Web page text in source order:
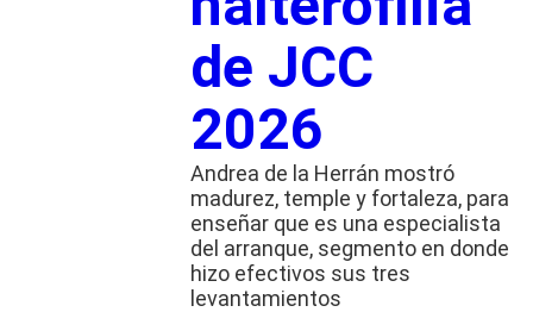
de JCC
2026
Andrea de la Herrán mostró
madurez, temple y fortaleza, para
enseñar que es una especialista
del arranque, segmento en donde
hizo efectivos sus tres
levantamientos